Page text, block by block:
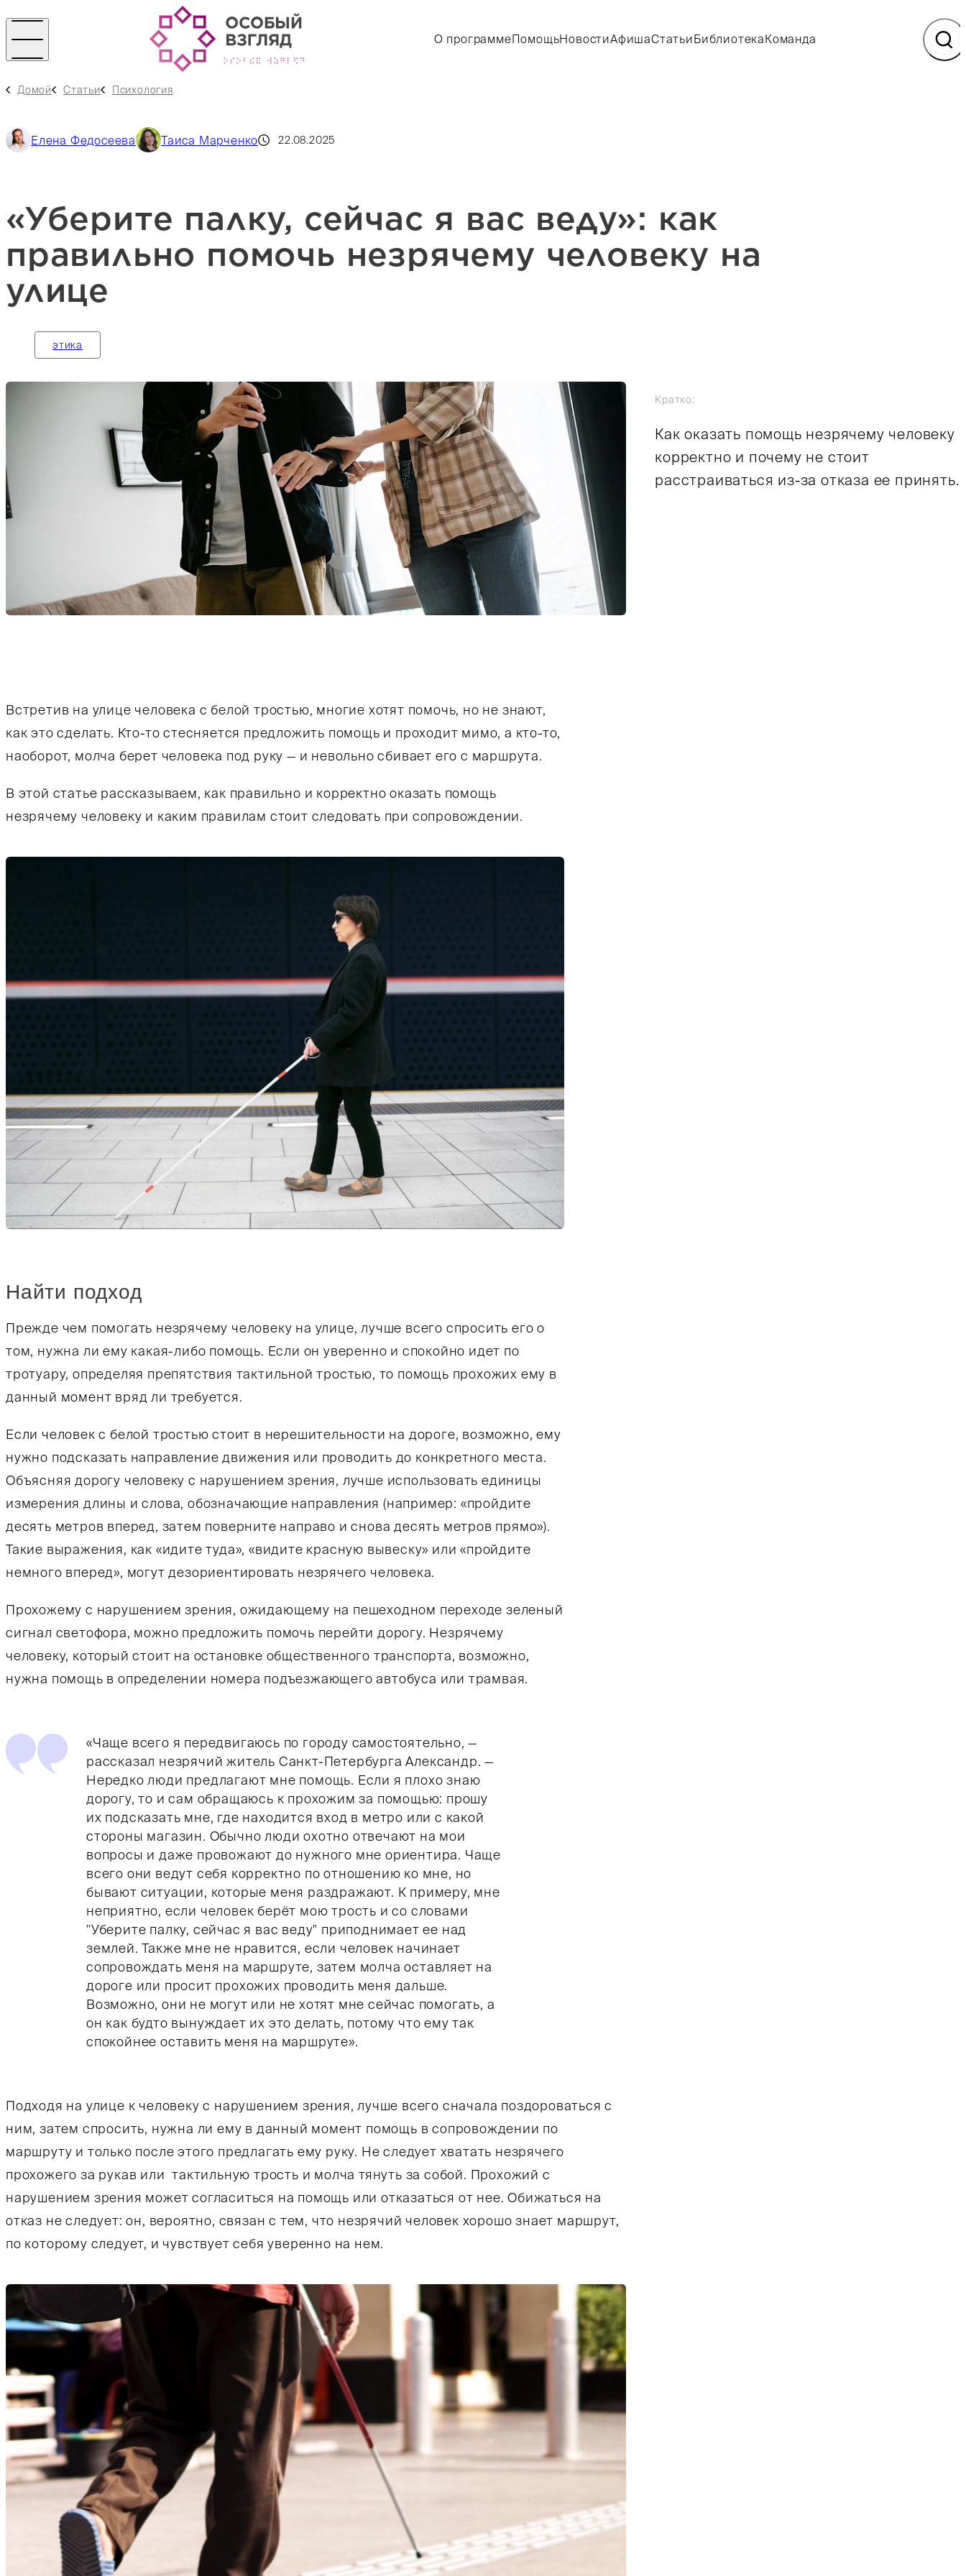
О программеПомощьНовостиАфишаСтатьиБиблиотекаКоманда
Домой Статьи Психология
Елена Федосеева Таиса Марченко 22.08.2025
«Уберите палку, сейчас я вас веду»: как
правильно помочь незрячему человеку на
улице
этика
Кратко:
Как оказать помощь незрячему человеку
корректно и почему не стоит
расстраиваться из-за отказа ее принять.
Встретив на улице человека с белой тростью, многие хотят помочь, но не знают,
как это сделать. Кто-то стесняется предложить помощь и проходит мимо, а кто-то,
наоборот, молча берет человека под руку — и невольно сбивает его с маршрута.
В этой статье рассказываем, как правильно и корректно оказать помощь
незрячему человеку и каким правилам стоит следовать при сопровождении.
Найти подход
Прежде чем помогать незрячему человеку на улице, лучше всего спросить его о
том, нужна ли ему какая-либо помощь. Если он уверенно и спокойно идет по
тротуару, определяя препятствия тактильной тростью, то помощь прохожих ему в
данный момент вряд ли требуется.
Если человек с белой тростью стоит в нерешительности на дороге, возможно, ему
нужно подсказать направление движения или проводить до конкретного места.
Объясняя дорогу человеку с нарушением зрения, лучше использовать единицы
измерения длины и слова, обозначающие направления (например: «пройдите
десять метров вперед, затем поверните направо и снова десять метров прямо»).
Такие выражения, как «идите туда», «видите красную вывеску» или «пройдите
немного вперед», могут дезориентировать незрячего человека.
Прохожему с нарушением зрения, ожидающему на пешеходном переходе зеленый
сигнал светофора, можно предложить помочь перейти дорогу. Незрячему
человеку, который стоит на остановке общественного транспорта, возможно,
нужна помощь в определении номера подъезжающего автобуса или трамвая.
«Чаще всего я передвигаюсь по городу самостоятельно, —
рассказал незрячий житель Санкт-Петербурга Александр. —
Нередко люди предлагают мне помощь. Если я плохо знаю
дорогу, то и сам обращаюсь к прохожим за помощью: прошу
их подсказать мне, где находится вход в метро или с какой
стороны магазин. Обычно люди охотно отвечают на мои
вопросы и даже провожают до нужного мне ориентира. Чаще
всего они ведут себя корректно по отношению ко мне, но
бывают ситуации, которые меня раздражают. К примеру, мне
неприятно, если человек берёт мою трость и со словами
"Уберите палку, сейчас я вас веду" приподнимает ее над
землей. Также мне не нравится, если человек начинает
сопровождать меня на маршруте, затем молча оставляет на
дороге или просит прохожих проводить меня дальше.
Возможно, они не могут или не хотят мне сейчас помогать, а
он как будто вынуждает их это делать, потому что ему так
спокойнее оставить меня на маршруте».
Подходя на улице к человеку с нарушением зрения, лучше всего сначала поздороваться с
ним, затем спросить, нужна ли ему в данный момент помощь в сопровождении по
маршруту и только после этого предлагать ему руку. Не следует хватать незрячего
прохожего за рукав или тактильную трость и молча тянуть за собой. Прохожий с
нарушением зрения может согласиться на помощь или отказаться от нее. Обижаться на
отказ не следует: он, вероятно, связан с тем, что незрячий человек хорошо знает маршрут,
по которому следует, и чувствует себя уверенно на нем.